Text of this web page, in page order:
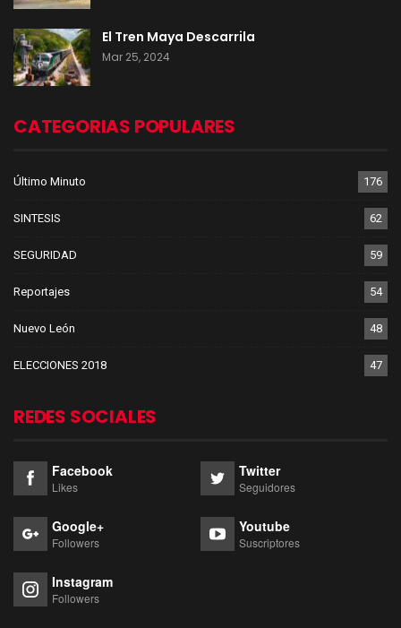
El Tren Maya Descarrila
Mar 25, 2024
CATEGORIAS POPULARES
Último Minuto 176
SINTESIS 62
SEGURIDAD 59
Reportajes 54
Nuevo León 48
ELECCIONES 2018 47
REDES SOCIALES
Facebook
Likes
Twitter
Seguidores
Google+
Followers
Youtube
Suscriptores
Instagram
Followers